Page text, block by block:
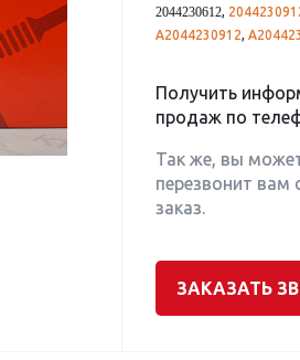
2044230612,
A2044230912,
Получить
продаж по
Так же, вы
перезвонит вам
заказ.
ЗАКАЗАТЬ